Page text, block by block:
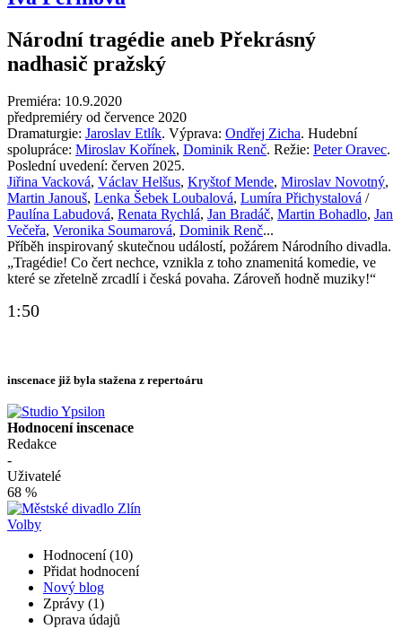
Národní tragédie aneb Překrásný
nadhasič pražský
Premiéra: 10.9.2020
předpremiéry od července 2020
Dramaturgie: Jaroslav Etlík. Výprava: Ondřej Zicha. Hudební
spolupráce: Miroslav Kořínek, Dominik Renč. Režie: Peter Oravec.
Poslední uvedení: červen 2025.
Jiřina Vacková, Václav Helšus, Kryštof Mende, Miroslav Novotný,
Martin Janouš, Lenka Šebek Loubalová, Lumíra Přichystalová /
Paulína Labudová, Renata Rychlá, Jan Bradáč, Martin Bohadlo, Jan
Večeřa, Veronika Soumarová, Dominik Renč...
Příběh inspirovaný skutečnou událostí, požárem Národního divadla.
„Tragédie! Co čert nechce, vznikla z toho znamenitá komedie, ve
které se zřetelně zrcadlí i česká povaha. Zároveň hodně muziky!“
1:50
inscenace již byla stažena z repertoáru
Hodnocení inscenace
Redakce
-
Uživatelé
68 %
Volby
Hodnocení (10)
Přidat hodnocení
Nový blog
Zprávy (1)
Oprava údajů